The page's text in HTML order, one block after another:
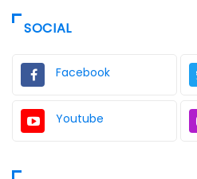
SOCIAL
Facebook
Youtube